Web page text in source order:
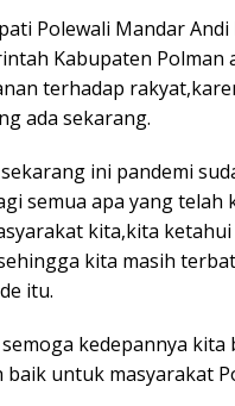
Polewali Mandar
Kabupaten
terhadap
ada sekarang.
ini pandemi
semua apa yang
kita,kita
kita masih
itu.
kedepannya
untuk masyarakat